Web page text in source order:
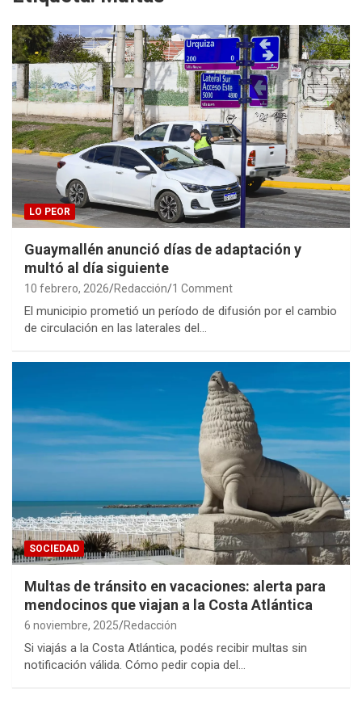
LO PEOR
Guaymallén anunció días de adaptación y
multó al día siguiente
10 febrero, 2026 Redacción 1 Comment
El municipio prometió un período de difusión por el cambio
de circulación en las laterales del…
SOCIEDAD
Multas de tránsito en vacaciones: alerta para
mendocinos que viajan a la Costa Atlántica
6 noviembre, 2025 Redacción
Si viajás a la Costa Atlántica, podés recibir multas sin
notificación válida. Cómo pedir copia del…